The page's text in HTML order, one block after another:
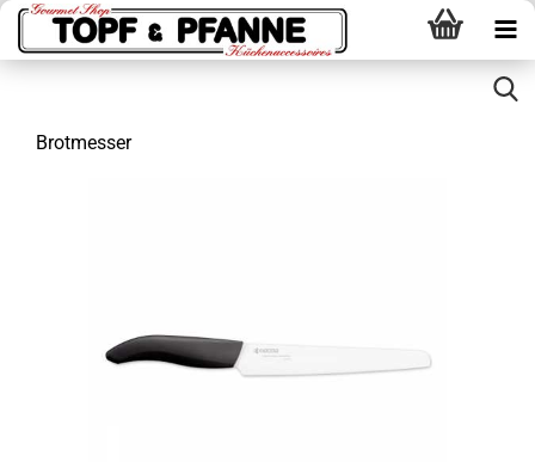
Brotmesser